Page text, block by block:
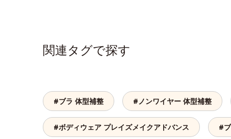
関連タグで探す
#ブラ 体型補整 #ノンワイヤー 体型補整
#ボディウェア プレイズメイクアドバンス #